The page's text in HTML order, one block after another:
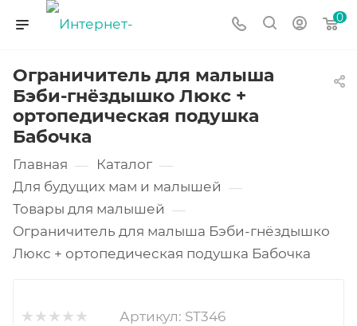
0
Ограничитель для малыша
Бэби-гнёздышко Люкс +
ортопедическая подушка
Бабочка
Главная — Каталог —
Для будущих мам и малышей —
Товары для малышей —
Ограничитель для малыша Бэби-гнёздышко
Люкс + ортопедическая подушка Бабочка
Артикул: ST346